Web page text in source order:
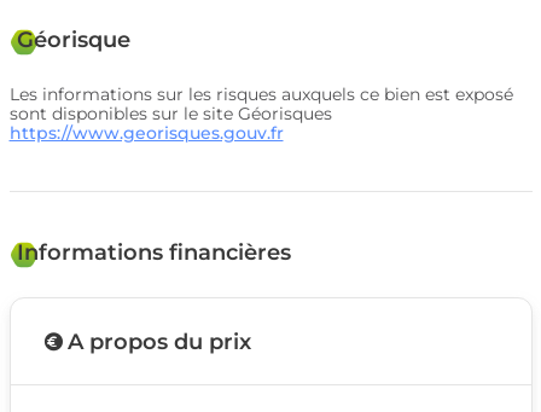
Géorisque
Les informations sur les risques auxquels ce bien est exposé
sont disponibles sur le site Géorisques
https://www.georisques.gouv.fr
Informations financières
A propos du prix